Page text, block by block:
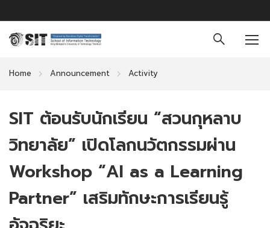
Home Announcement Activity
SIT ต้อนรับนักเรียน “สวนกุหลาบ
วิทยาลัย” เปิดโลกนวัตกรรมผ่าน
Workshop “AI as a Learning
Partner” เสริมทักษะการเรียนรู้